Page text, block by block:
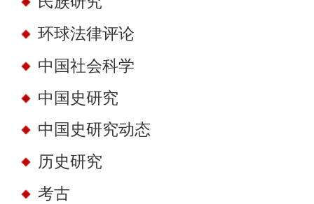
环球法律评论
中国社会科学
中国史研究
中国史研究动态
历史研究
考古